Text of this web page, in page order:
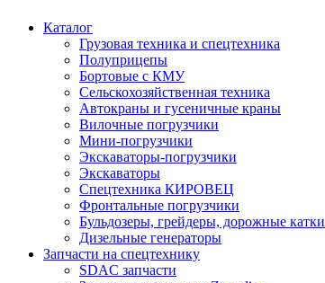
Каталог
Грузовая техника и спецтехника
Полуприцепы
Бортовые с КМУ
Сельскохозяйственная техника
Автокраны и гусеничные краны
Вилочные погрузчики
Мини-погрузчики
Экскаваторы-погрузчики
Экскаваторы
Спецтехника КИРОВЕЦ
Фронтальные погрузчики
Бульдозеры, грейдеры, дорожные катки
Дизельные генераторы
Запчасти на спецтехнику
SDAC запчасти